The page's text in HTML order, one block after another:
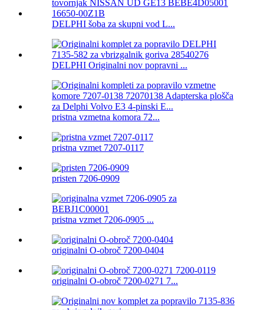
DELPHI šoba za skupni vod L...
DELPHI Originalni nov popravni ...
pristna vzmetna komora 72...
pristna vzmet 7207-0117
pristen 7206-0909
pristna vzmet 7206-0905 ...
originalni O-obroč 7200-0404
originalni O-obroč 7200-0271 7...